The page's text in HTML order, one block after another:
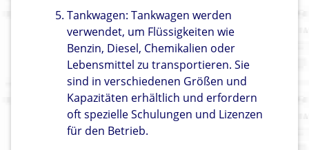
Tankwagen: Tankwagen werden
verwendet, um Flüssigkeiten wie
Benzin, Diesel, Chemikalien oder
Lebensmittel zu transportieren. Sie
sind in verschiedenen Größen und
Kapazitäten erhältlich und erfordern
oft spezielle Schulungen und Lizenzen
für den Betrieb.